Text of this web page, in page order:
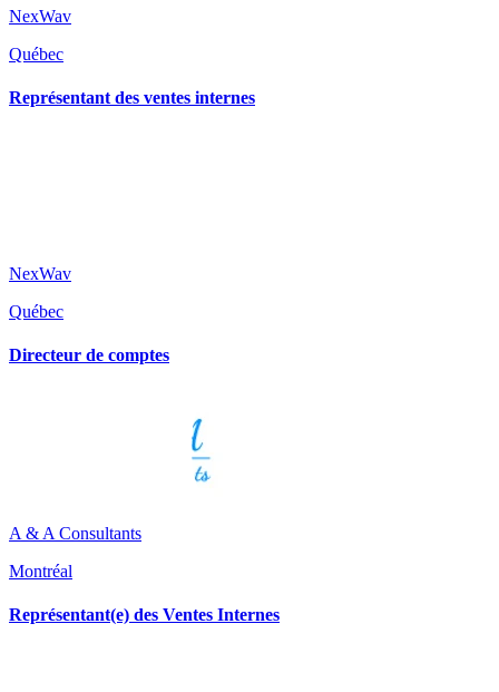
NexWav
Québec
Représentant des ventes internes
NexWav
Québec
Directeur de comptes
A & A Consultants
Montréal
Représentant(e) des Ventes Internes